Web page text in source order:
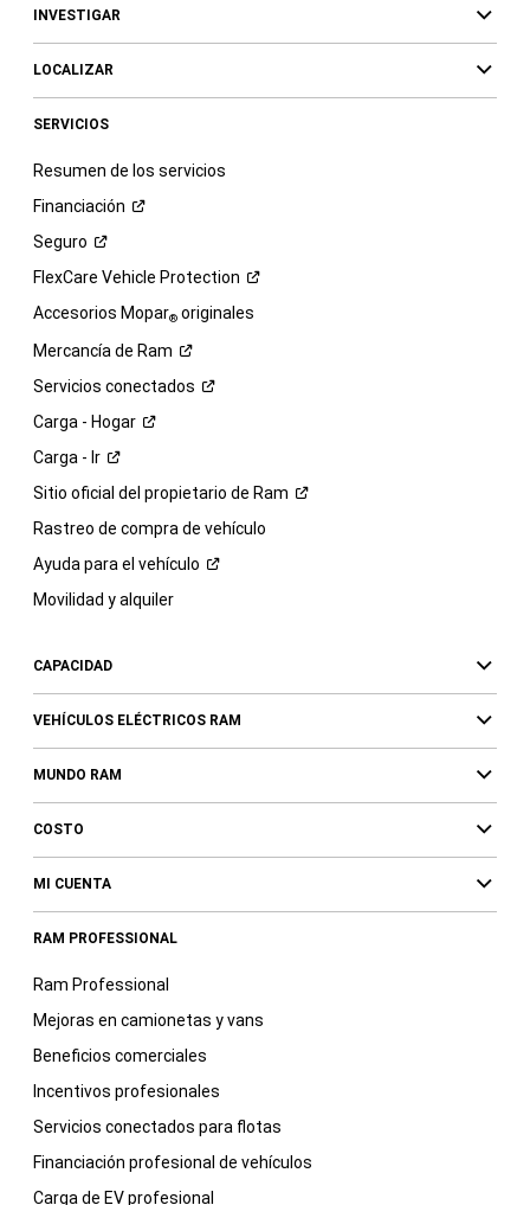
INVESTIGAR
LOCALIZAR
SERVICIOS
Resumen de los servicios
Financiación
Seguro
FlexCare Vehicle Protection
Accesorios Mopar®originales
Mercancía de Ram
Servicios conectados
Carga - Hogar
Carga - Ir
Sitio oficial del propietario de Ram
Rastreo de compra de vehículo
Ayuda para el vehículo
Movilidad y alquiler
CAPACIDAD
VEHÍCULOS ELÉCTRICOS RAM
MUNDO RAM
COSTO
MI CUENTA
RAM PROFESSIONAL
Ram Professional
Mejoras en camionetas y vans
Beneficios comerciales
Incentivos profesionales
Servicios conectados para flotas
Financiación profesional de vehículos
Carga de EV profesional